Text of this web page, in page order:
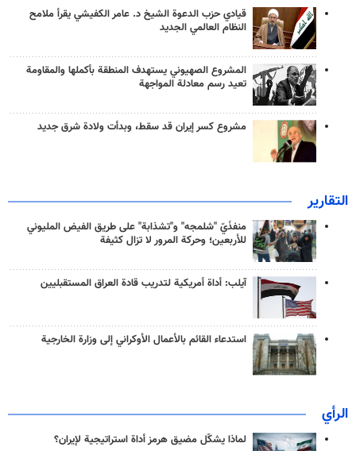
قيادي حزب الدعوة الشيخ د. عامر الكفيشي يقرأ ملامح
النظام العالمي الجديد
المشروع الصهيوني يستهدف المنطقة بأكملها والمقاومة
تعيد رسم معادلة المواجهة
مشروع كسر إيران قد سقط، وبدأت ولادة شرق جديد
التقارير
منفذَيّ "شلمجه" و"تشذابة" على طريق الفيض المليوني
للأربعين؛ وحركة المرور لا تزال كثيفة
آيلب: أداة أمريكية لتدريب قادة العراق المستقبليين
استدعاء القائم بالأعمال الأوكراني إلى وزارة الخارجية
الرأي
لماذا يشكّل مضيق هرمز أداة استراتيجية لإيران؟